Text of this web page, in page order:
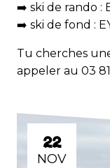
➡️ ski de rando :
➡️ ski de fond :
Tu cherches
appeler au 03
22
NOV